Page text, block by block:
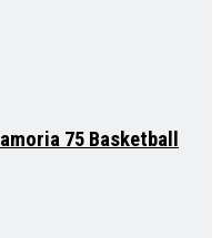
75 Basketball